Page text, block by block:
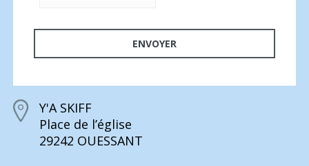
Y'A SKIFF
Place de l’église
29242 OUESSANT